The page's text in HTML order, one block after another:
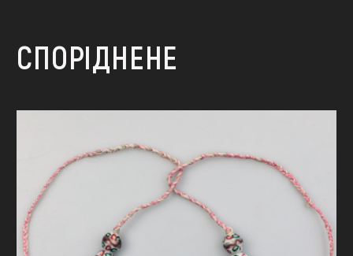
СПОРІДНЕНЕ